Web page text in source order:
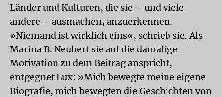
Länder und Kulturen, die sie – und viele
andere – ausmachen, anzuerkennen.
»Niemand ist wirklich eins«, schrieb sie. Als
Marina B. Neubert sie auf die damalige
Motivation zu dem Beitrag anspricht,
entgegnet Lux: »Mich bewegte meine eigene
Biografie, mich bewegten die Geschichten von